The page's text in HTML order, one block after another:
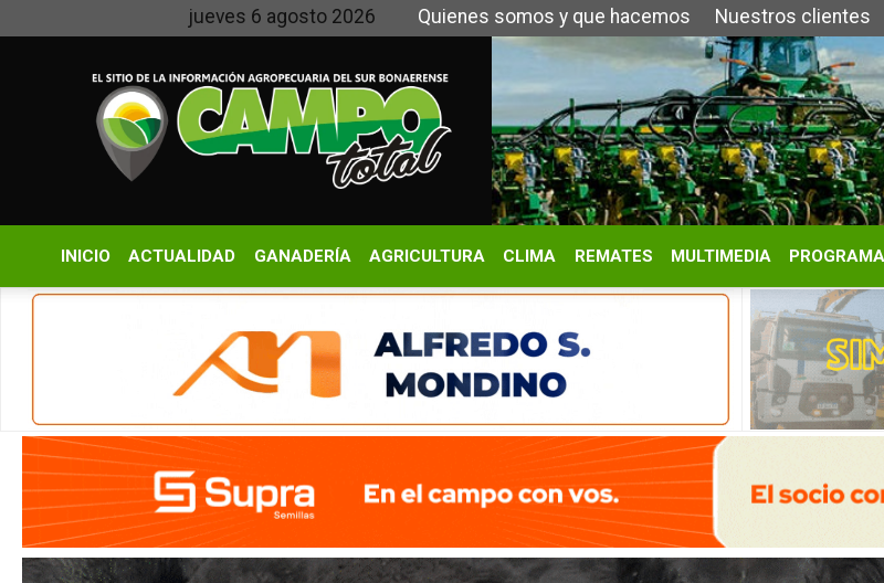
jueves 6 agosto 2026 Quienes somos y que hacemos Nuestros clientes Sitios de Interés
REMATES MULTIMEDIA PROGRAMAS RADIO